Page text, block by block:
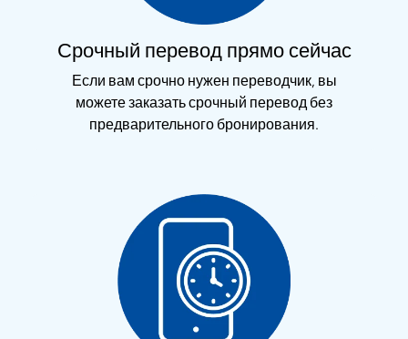
Срочный перевод прямо сейчас
Если вам срочно нужен переводчик, вы
можете заказать срочный перевод без
предварительного бронирования.